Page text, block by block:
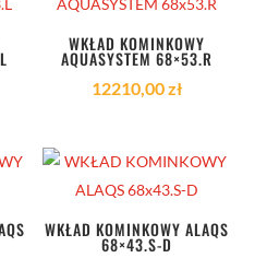
WKŁAD KOMINKOWY
AQUASYSTEM 68×53.R
12210,00zł
WKŁAD KOMINKOWY ALAQS
68×43.S-D